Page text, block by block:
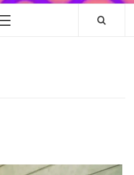
Menú